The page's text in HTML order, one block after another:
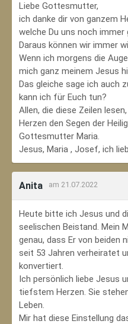
Liebe Gottesmutter,
ich danke dir von ganzem
welche Du uns noch immer
Daraus können wir immer
Wenn ich morgens die
mich ganz meinem Jesus
Das gleiche sage ich auch
kann ich für Euch tun?
Allen, die diese Zeilen
Herzen den Segen der
Gottesmutter Maria.
Jesus, Maria , Josef, ich
Anita am 21.07.2022
Heute bitte ich Jesus und
seelischen Beistand. Mein
genau, dass Er von beiden
seit 53 Jahren verheiratet
konvertiert.
Ich persönlich liebe Jesus
tiefstem Herzen. Sie
Leben.
Mir hat diese Einstellung